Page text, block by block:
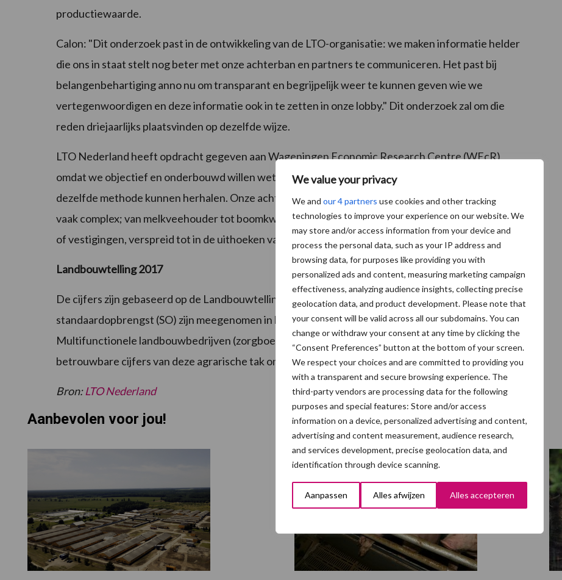
We value your privacy
We and our 4 partners use cookies and other tracking
technologies to improve your experience on our website. We
may store and/or access information from your device and
process the personal data, such as your IP address and
browsing data, for purposes like providing you with
personalized ads and content, measuring marketing campaign
effectiveness, analyzing audience insights, collecting precise
geolocation data, and product development. Please note that
your consent will be valid across all our subdomains. You can
change or withdraw your consent at any time by clicking the
“Consent Preferences” button at the bottom of your screen.
We respect your choices and are committed to providing you
with a transparent and secure browsing experience. The
third-party vendors are processing data for the following
purposes and special features: Store and/or access
information on a device, personalized advertising and content,
advertising and content measurement, audience research,
and services development, precise geolocation data, and
identification through device scanning.
Aanpassen Alles afwijzen Alles accepteren
productiewaarde.
Calon: "Dit onderzoek past in de ontwikkeling van de LTO-organisatie: we maken informatie helder
die ons in staat stelt nog beter met onze achterban en partners te communiceren. Het past bij
belangenbehartiging anno nu om transparant en begrijpelijk weer te kunnen geven wie we
vertegenwoordigen en deze informatie ook in te zetten in onze lobby." Dit onderzoek zal om die
reden driejaarlijks plaatsvinden op dezelfde wijze.
LTO Nederland heeft opdracht gegeven aan Wageningen Economic Research Centre (WEcR)
omdat we objectief en onderbouwd willen weten wie in welke sector lid is en het driejaarlijks volgens
dezelfde methode kunnen herhalen. Onze achterban is immers zeer divers en bedrijfsstructuren
vaak complex; van melkveehouder tot boomkweker, van groot tot klein, met of zonder meerdere bv's
of vestigingen, verspreid tot in de uithoeken van Nederland.
Landbouwtelling 2017
De cijfers zijn gebaseerd op de Landbouwtelling van 2017. Bedrijven met meer dan € 25.000 euro
standaardopbrengst (SO) zijn meegenomen in het onderzoek. Niet meegenomen zijn de
Multifunctionele landbouwbedrijven (zorgboeren, boerderijwinkels, boerderijeducatie) omdat
betrouwbare cijfers van deze agrarische tak ontbreken.
Bron:LTO Nederland
Aanbevolen voor jou!